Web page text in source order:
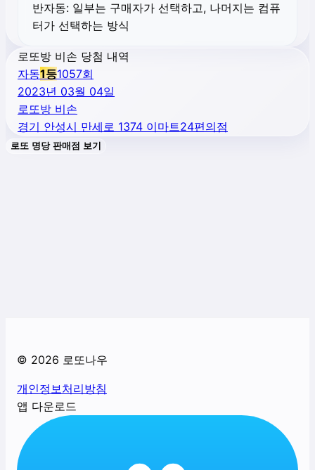
반자동: 일부는 구매자가 선택하고, 나머지는 컴퓨
터가 선택하는 방식
로또방 비손 당첨 내역
자동1등1057회
2023년 03월 04일
로또방 비손
경기 안성시 만세로 1374 이마트24편의점
로또 명당 판매점 보기
© 2026 로또나우
개인정보처리방침
앱 다운로드